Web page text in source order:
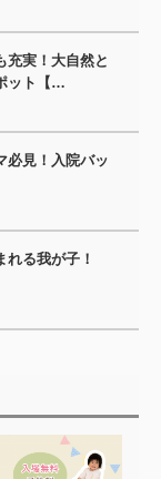
充実！大自然と
ット【…
必見！入院バッ
る我が子！